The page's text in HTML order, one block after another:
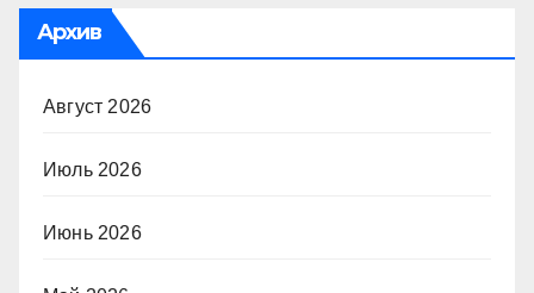
Архив
Август 2026
Июль 2026
Июнь 2026